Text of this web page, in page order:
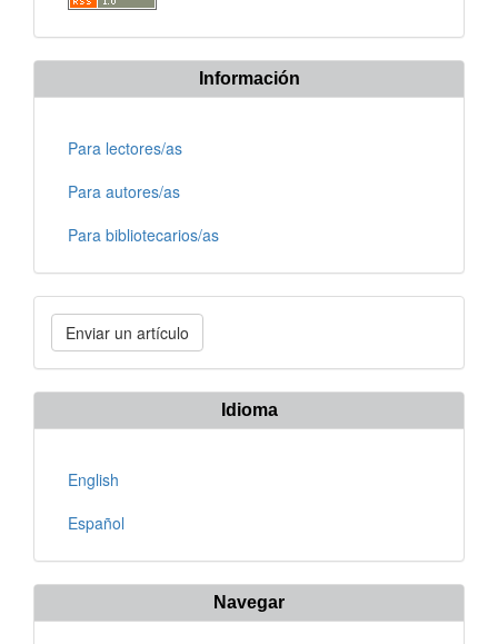
Información
Para lectores/as
Para autores/as
Para bibliotecarios/as
Enviar
un
artículo
Enviar un artículo
Idioma
English
Español
Navegar